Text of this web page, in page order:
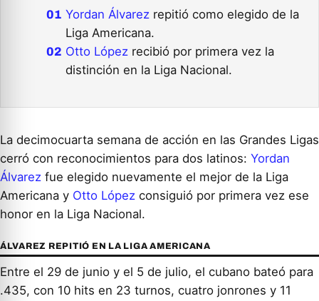
Yordan Álvarez repitió como elegido de la
Liga Americana.
Otto López recibió por primera vez la
distinción en la Liga Nacional.
La decimocuarta semana de acción en las Grandes Ligas
cerró con reconocimientos para dos latinos: Yordan
Álvarez fue elegido nuevamente el mejor de la Liga
Americana y Otto López consiguió por primera vez ese
honor en la Liga Nacional.
ÁLVAREZ REPITIÓ EN LA LIGA AMERICANA
Entre el 29 de junio y el 5 de julio, el cubano bateó para
.435, con 10 hits en 23 turnos, cuatro jonrones y 11